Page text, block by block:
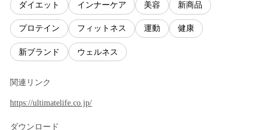
ダイエット インナーケア 美容 新商品
プロテイン フィットネス 運動 健康
新ブランド ウェルネス
関連リンク
https://ultimatelife.co.jp/
ダウンロード